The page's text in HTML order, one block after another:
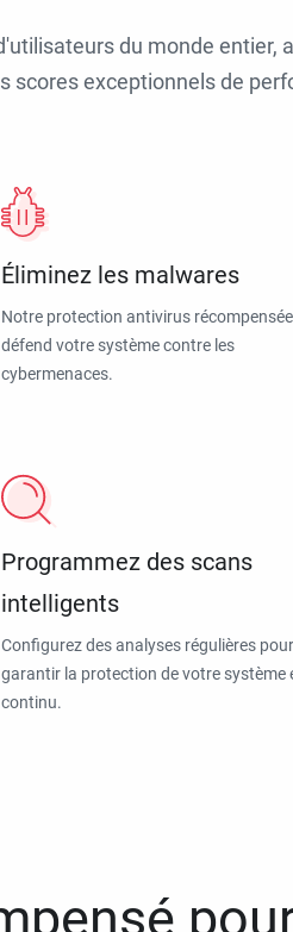
du monde entier,
scores exceptionnels de
Éliminez les malwares
Notre protection antivirus récompensée
défend votre système contre les
cybermenaces.
Programmez des scans
intelligents
Configurez des analyses régulières pour
garantir la protection de votre système
continu.